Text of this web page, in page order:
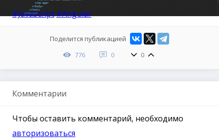
#JavaScript#Angular
Поделится публикацией
776
0 0
Комментарии
Чтобы оставить комментарий, необходимо
авторизоваться